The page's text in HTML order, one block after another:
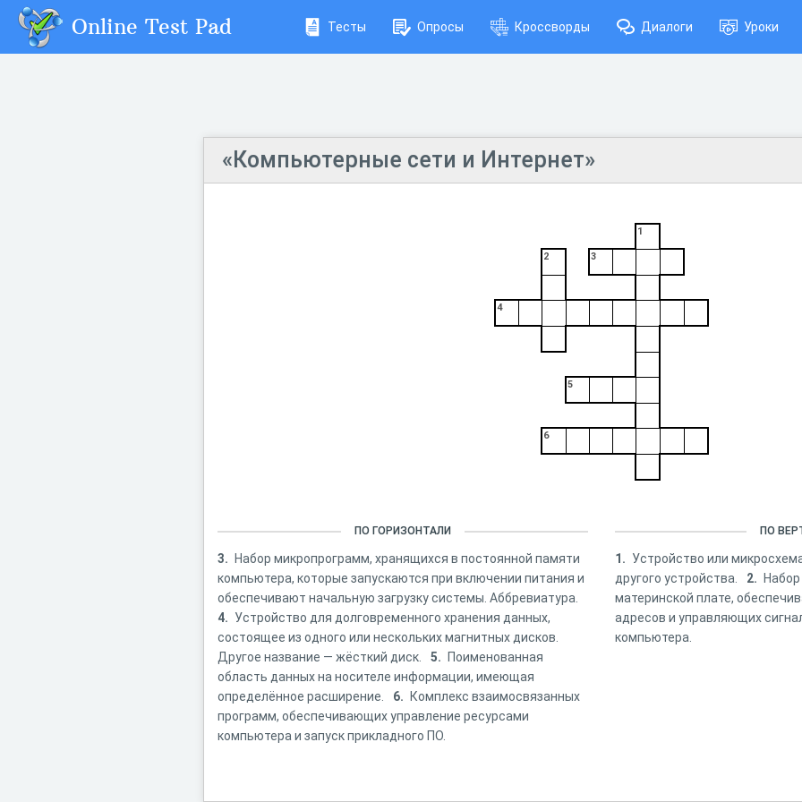
Online Test Pad Тесты Опросы Кроссворды Диалоги Уроки
«Компьютерные сети и Интернет»
1
2 3
4
5
6
ПО ГОРИЗОНТАЛИ
3.
Набор микропрограмм, хранящихся в постоянной памяти
компьютера, которые запускаются при включении питания и
обеспечивают начальную загрузку системы. Аббревиатура.
4. Устройство для долговременного хранения данных,
состоящее из одного или нескольких магнитных дисков.
Другое название — жёсткий диск.
5.
Поименованная
область данных на носителе информации, имеющая
определённое расширение.
6.
Комплекс взаимосвязанных
программ, обеспечивающих управление ресурсами
компьютера и запуск прикладного ПО.
ПО
1. Устройство или
другого устройства.
2.
материнской плате,
адресов и управляющих
компьютера.